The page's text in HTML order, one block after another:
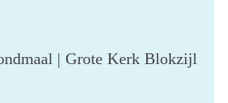
| Grote Kerk Blokzijl